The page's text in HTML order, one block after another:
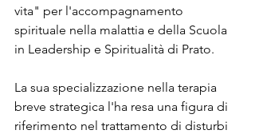
vita" per l'accompagnamento
spirituale nella malattia e della Scuola
in Leadership e Spiritualità di Prato.
La sua specializzazione nella terapia
breve strategica l'ha resa una figura di
riferimento nel trattamento di disturbi